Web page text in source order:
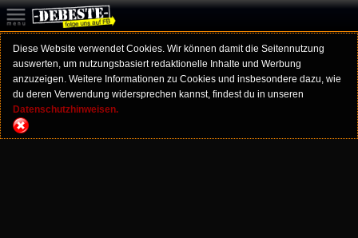
Diese Website verwendet Cookies. Wir können damit die Seitennutzung
auswerten, um nutzungsbasiert redaktionelle Inhalte und Werbung
anzuzeigen. Weitere Informationen zu Cookies und insbesondere dazu, wie
du deren Verwendung widersprechen kannst, findest du in unseren
Datenschutzhinweisen.